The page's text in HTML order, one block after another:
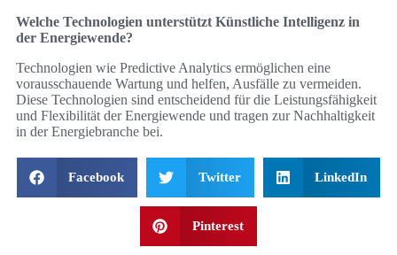
Welche Technologien unterstützt Künstliche Intelligenz in
der Energiewende?
Technologien wie Predictive Analytics ermöglichen eine
vorausschauende Wartung und helfen, Ausfälle zu vermeiden.
Diese Technologien sind entscheidend für die Leistungsfähigkeit
und Flexibilität der Energiewende und tragen zur Nachhaltigkeit
in der Energiebranche bei.
Facebook Twitter LinkedIn
Pinterest